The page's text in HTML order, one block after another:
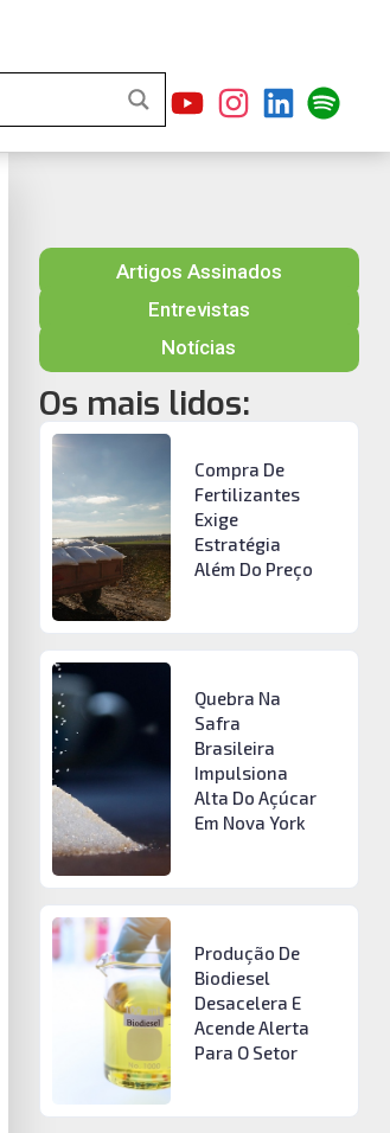
Artigos Assinados
Entrevistas
Notícias
Os mais lidos:
Compra De
Fertilizantes
Exige
Estratégia
Além Do Preço
Quebra Na
Safra
Brasileira
Impulsiona
Alta Do Açúcar
Em Nova York
Produção De
Biodiesel
Desacelera E
Acende Alerta
Para O Setor